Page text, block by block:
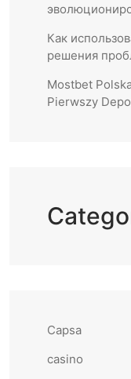
Как
решения
Mostbet
Pierwszy
Capsa
casino